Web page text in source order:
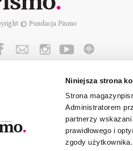
Niniejsza strona
Strona
Administratorem
partnerzy
prawidłowego i
zgody
© Fundacja Pismo
Fundację Pismowspierają: